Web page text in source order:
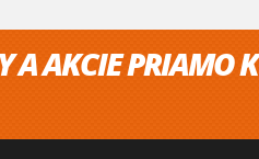
A AKCIE PRIAMO K